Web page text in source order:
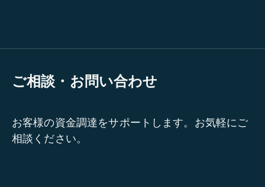
ご相談・お問い合わせ
お客様の資金調達をサポートします。お気軽にご
相談ください。